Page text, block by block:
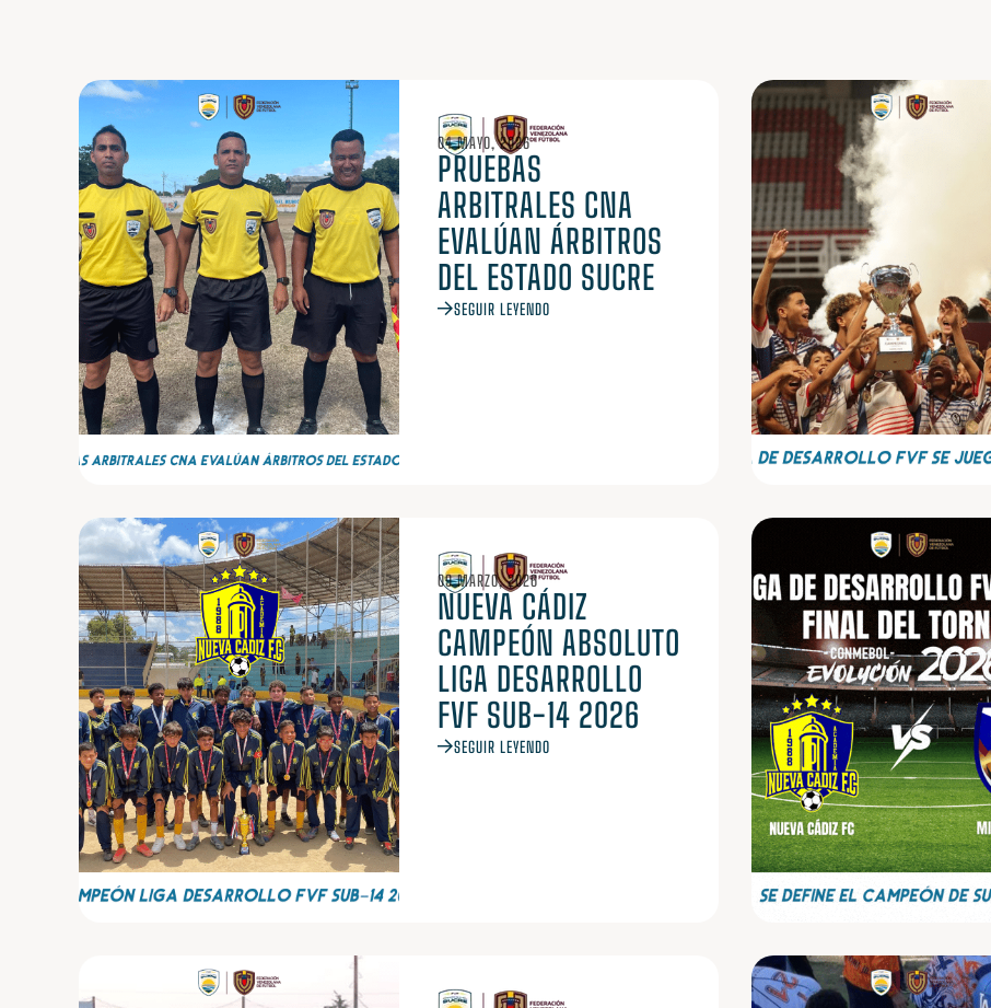
04 MAYO, 2026
PRUEBAS
ARBITRALES CNA
EVALÚAN ÁRBITROS
DEL ESTADO SUCRE
SEGUIR LEYENDO
09 MARZO, 2026
NUEVA CÁDIZ
CAMPEÓN ABSOLUTO
LIGA DESARROLLO
FVF SUB-14 2026
SEGUIR LEYENDO